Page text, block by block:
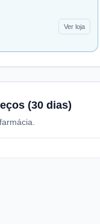
Ver loja
(30 dias)